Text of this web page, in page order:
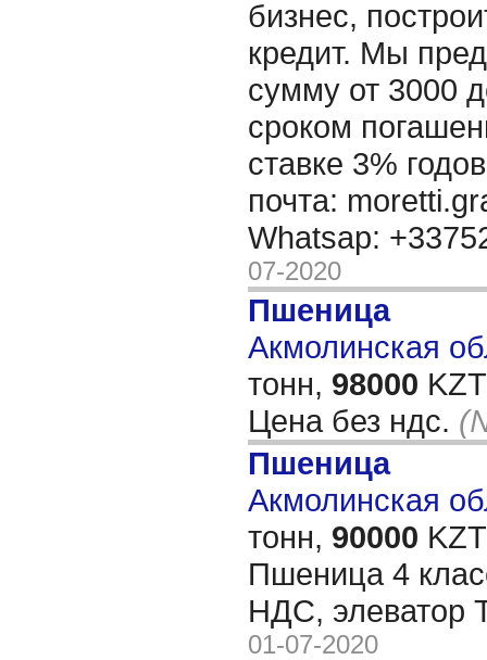
бизнес,
кредит. Мы
сумму от 3000
сроком
ставке 3%
почта:
Whatsap:
07-2020
Пшеница
Акмолинская
тонн, 98000
Цена без ндс.
Пшеница
Акмолинская
тонн, 90000
Пшеница 4
НДС,
01-07-2020